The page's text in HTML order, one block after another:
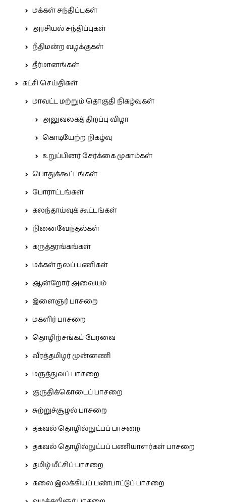
மக்கள் சந்திப்புகள்
அரசியல் சந்திப்புகள்
நீதிமன்ற வழக்குகள்
தீர்மானங்கள்
கட்சி செய்திகள்
மாவட்ட மற்றும் தொகுதி நிகழ்வுகள்
அலுவலகத் திறப்பு விழா
கொடியேற்ற நிகழ்வு
உறுப்பினர் சேர்க்கை முகாம்கள்
பொதுக்கூட்டங்கள்
போராட்டங்கள்
கலந்தாய்வுக் கூட்டங்கள்
நினைவேந்தல்கள்
கருத்தரங்கங்கள்
மக்கள் நலப் பணிகள்
ஆன்றோர் அவையம்
இளைஞர் பாசறை
மகளிர் பாசறை
தொழிற்சங்கப் பேரவை
வீரத்தமிழர் முன்னணி
மருத்துவப் பாசறை
குருதிக்கொடைப் பாசறை
சுற்றுச்சூழல் பாசறை
தகவல் தொழில்நுட்பப் பாசறை.
தகவல் தொழில்நுட்பப் பணியாளர்கள் பாசறை
தமிழ் மீட்சிப் பாசறை
கலை இலக்கியப் பண்பாட்டுப் பாசறை